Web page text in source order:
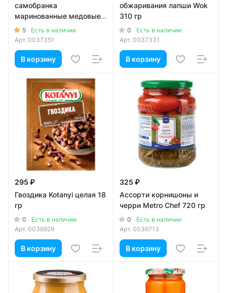
самобранка
маринованные медовые
580 мл
5
Есть в наличии
Арт. 0037351
В корзину
обжаривания лапши Wok
310 гр
0
Есть в наличии
Арт. 0037331
В корзину
295 ₽
Гвоздика Kotanyi целая 18
гр
0
Есть в наличии
Арт. 0036929
В корзину
325 ₽
Ассорти корнишоны и
черри Metro Chef 720 гр
0
Есть в наличии
Арт. 0036713
В корзину